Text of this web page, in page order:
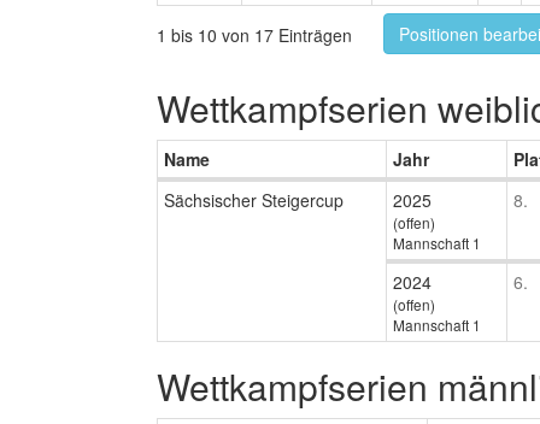
1 bis 10 von 17 Einträgen Positionen
Wettkampfserien
Name Jahr
Sächsischer Steigercup
2025
(offen)
Mannschaft 1
8.
2024
(offen)
Mannschaft 1
6.
Wettkampfserien